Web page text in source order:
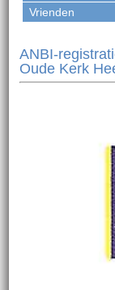
Vrienden
ANBI-
Oude Kerk